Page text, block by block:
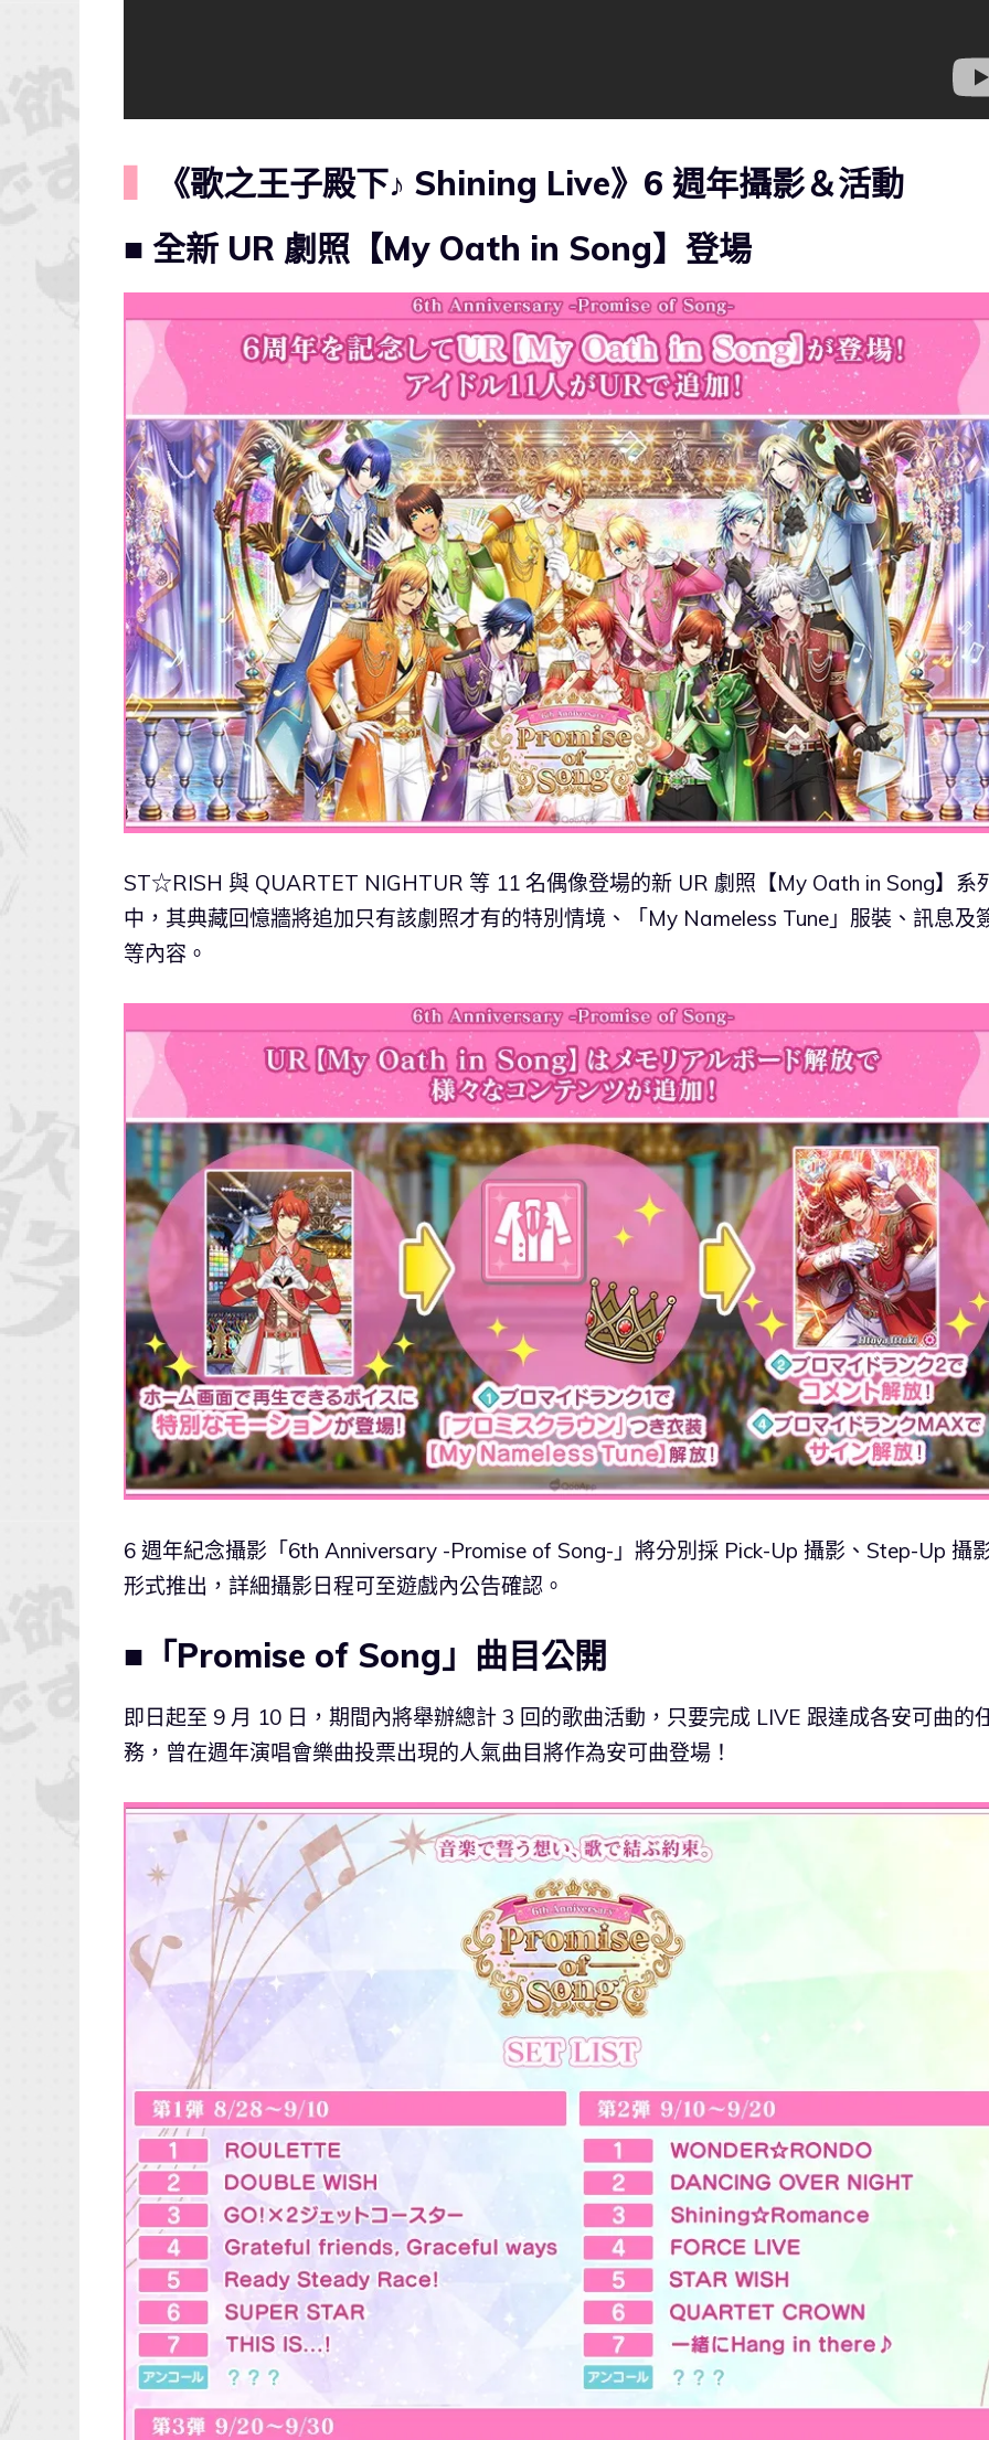
《歌之王子殿下♪ Shining Live》6 週年攝影＆活動
■ 全新 UR 劇照【My Oath in Song】登場
ST☆RISH 與 QUARTET NIGHTUR 等 11 名偶像登場的新 UR 劇照【My Oath in Song】系
中，其典藏回憶牆將追加只有該劇照才有的特別情境、「My Nameless Tune」服裝、訊息及
等內容。
6 週年紀念攝影「6th Anniversary -Promise of Song-」將分別採 Pick-Up 攝影、Step-Up 攝
形式推出，詳細攝影日程可至遊戲內公告確認。
■「Promise of Song」曲目公開
即日起至 9 月 10 日，期間內將舉辦總計 3 回的歌曲活動，只要完成 LIVE 跟達成各安可曲的
務，曾在週年演唱會樂曲投票出現的人氣曲目將作為安可曲登場！